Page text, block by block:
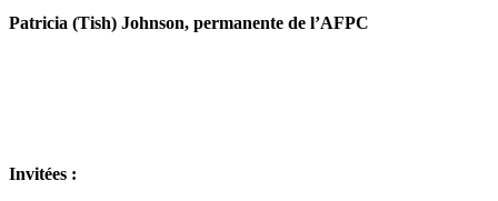
Patricia (Tish) Johnson, permanente de l’AFPC
Invitées :